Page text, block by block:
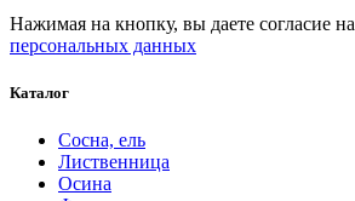
Нажимая на кнопку, вы даете согласие на
персональных данных
Каталог
Сосна, ель
Лиственница
Осина